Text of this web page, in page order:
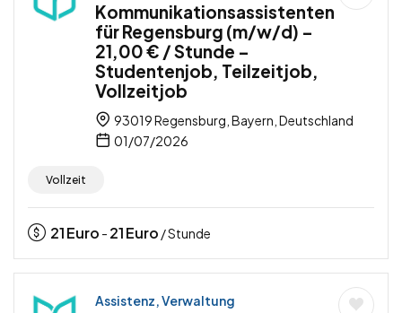
Kommunikationsassistenten
für Regensburg (m/w/d) –
21,00 € / Stunde –
Studentenjob, Teilzeitjob,
Vollzeitjob
93019 Regensburg, Bayern, Deutschland
01/07/2026
Vollzeit
21Euro - 21Euro / Stunde
Assistenz, Verwaltung